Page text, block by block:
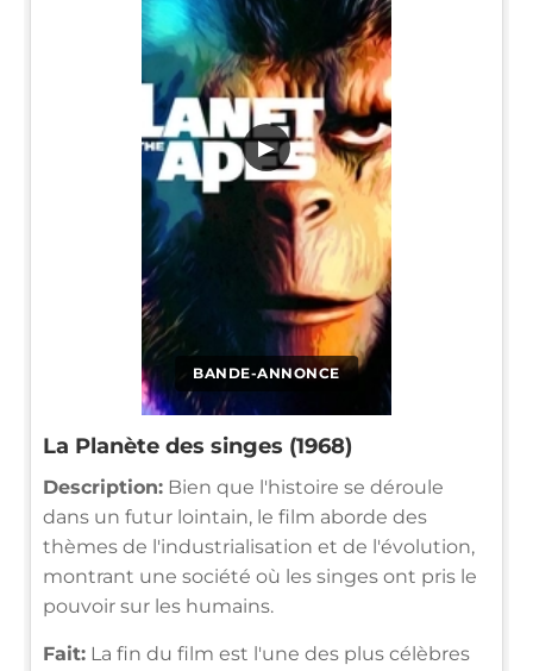
BANDE-ANNONCE
▶
La Planète des singes (1968)
Description: Bien que l'histoire se déroule
dans un futur lointain, le film aborde des
thèmes de l'industrialisation et de l'évolution,
montrant une société où les singes ont pris le
pouvoir sur les humains.
Fait: La fin du film est l'une des plus célèbres